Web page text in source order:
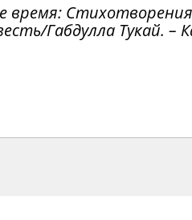
время:
Габдулла Тукай. –